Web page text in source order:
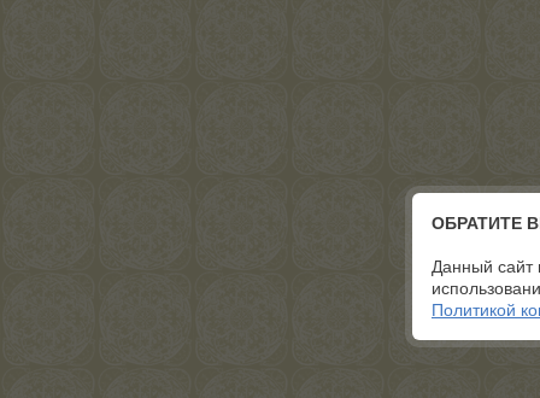
ОБРАТИТЕ
Данный сайт
Политикой